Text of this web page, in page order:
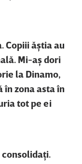
Copiii ăştia au
Mi-aş dori
la Dinamo,
în zona asta în
tot pe ei